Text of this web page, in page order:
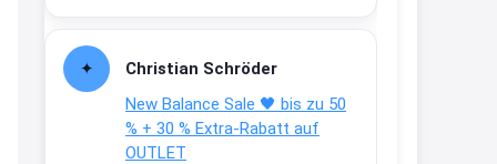
Christian Schröder
New Balance Sale 🖤 bis zu 50
% + 30 % Extra-Rabatt auf
OUTLET
Gratis Hitzewarn-Aufkleber /
verfärbt sich ab 28 Grad /siehe
Text weiter unten
shop.bioeg.de/aufkleber-